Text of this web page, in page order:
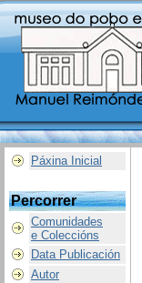
Páxina Inicial
Percorrer
Comunidades
e Coleccións
Data Publicación
Autor